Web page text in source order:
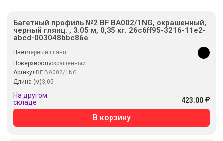
Багетный профиль №2 BF BA002/1NG, окрашенный,
черный глянц. , 3.05 м, 0,35 кг. 26c6ff95-3216-11e2-
abcd-003048bbc86e
Цветчерный глянц.
Поверхностьокрашенный
АртикулBF BA002/1NG
Длина (м)3,05
На другом
складе
423.00
В корзину